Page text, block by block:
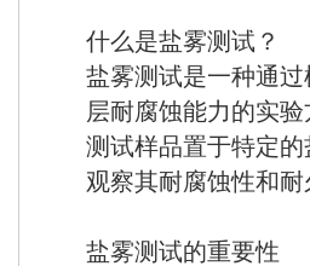
什么是盐雾测试？
盐雾测试是一种通
层耐腐蚀能力的实
测试样品置于特定
观察其耐腐蚀性和耐
盐雾测试的重要性